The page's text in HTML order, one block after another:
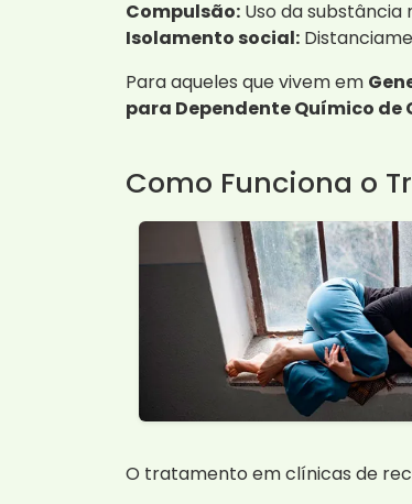
Compulsão: Uso da
Isolamento social:
Para aqueles que vivem em
para Dependente Químico de
Como Funciona o
O tratamento em clínicas de